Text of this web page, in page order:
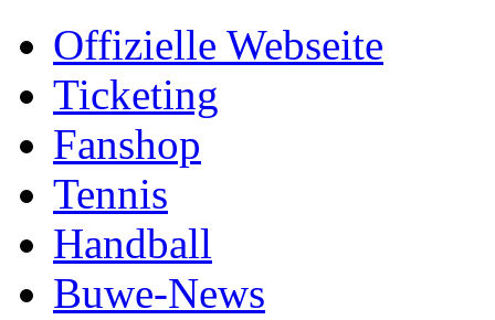
Offizielle Webseite
Ticketing
Fanshop
Tennis
Handball
Buwe-News